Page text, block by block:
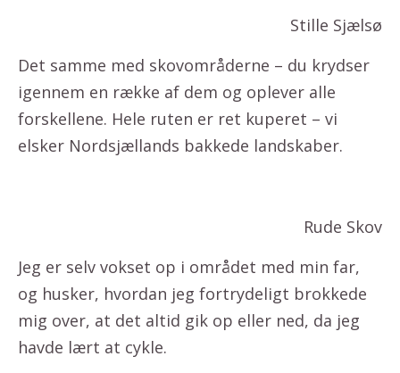
Stille Sjælsø
Det samme med skovområderne – du krydser
igennem en række af dem og oplever alle
forskellene. Hele ruten er ret kuperet – vi
elsker Nordsjællands bakkede landskaber.
Rude Skov
Jeg er selv vokset op i området med min far,
og husker, hvordan jeg fortrydeligt brokkede
mig over, at det altid gik op eller ned, da jeg
havde lært at cykle.